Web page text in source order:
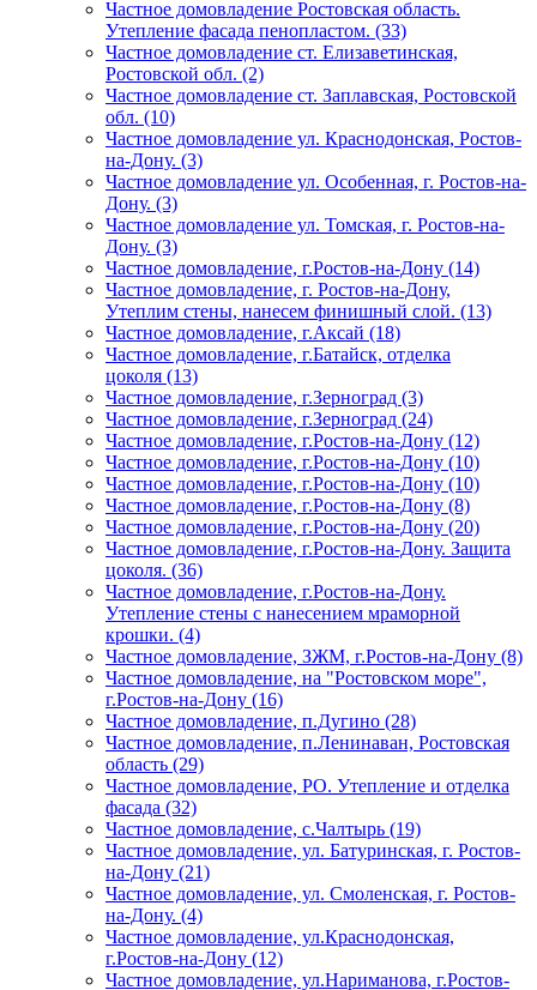
Частное домовладение Ростовская область.
Утепление фасада пенопластом. (33)
Частное домовладение ст. Елизаветинская,
Ростовской обл. (2)
Частное домовладение ст. Заплавская, Ростовской
обл. (10)
Частное домовладение ул. Краснодонская, Ростов-
на-Дону. (3)
Частное домовладение ул. Особенная, г. Ростов-на-
Дону. (3)
Частное домовладение ул. Томская, г. Ростов-на-
Дону. (3)
Частное домовладение, г.Ростов-на-Дону (14)
Частное домовладение, г. Ростов-на-Дону,
Утеплим стены, нанесем финишный слой. (13)
Частное домовладение, г.Аксай (18)
Частное домовладение, г.Батайск, отделка
цоколя (13)
Частное домовладение, г.Зерноград (3)
Частное домовладение, г.Зерноград (24)
Частное домовладение, г.Ростов-на-Дону (12)
Частное домовладение, г.Ростов-на-Дону (10)
Частное домовладение, г.Ростов-на-Дону (10)
Частное домовладение, г.Ростов-на-Дону (8)
Частное домовладение, г.Ростов-на-Дону (20)
Частное домовладение, г.Ростов-на-Дону. Защита
цоколя. (36)
Частное домовладение, г.Ростов-на-Дону.
Утепление стены с нанесением мраморной
крошки. (4)
Частное домовладение, ЗЖМ, г.Ростов-на-Дону (8)
Частное домовладение, на "Ростовском море",
г.Ростов-на-Дону (16)
Частное домовладение, п.Дугино (28)
Частное домовладение, п.Ленинаван, Ростовская
область (29)
Частное домовладение, РО. Утепление и отделка
фасада (32)
Частное домовладение, с.Чалтырь (19)
Частное домовладение, ул. Батуринская, г. Ростов-
на-Дону (21)
Частное домовладение, ул. Смоленская, г. Ростов-
на-Дону. (4)
Частное домовладение, ул.Краснодонская,
г.Ростов-на-Дону (12)
Частное домовладение, ул.Нариманова, г.Ростов-